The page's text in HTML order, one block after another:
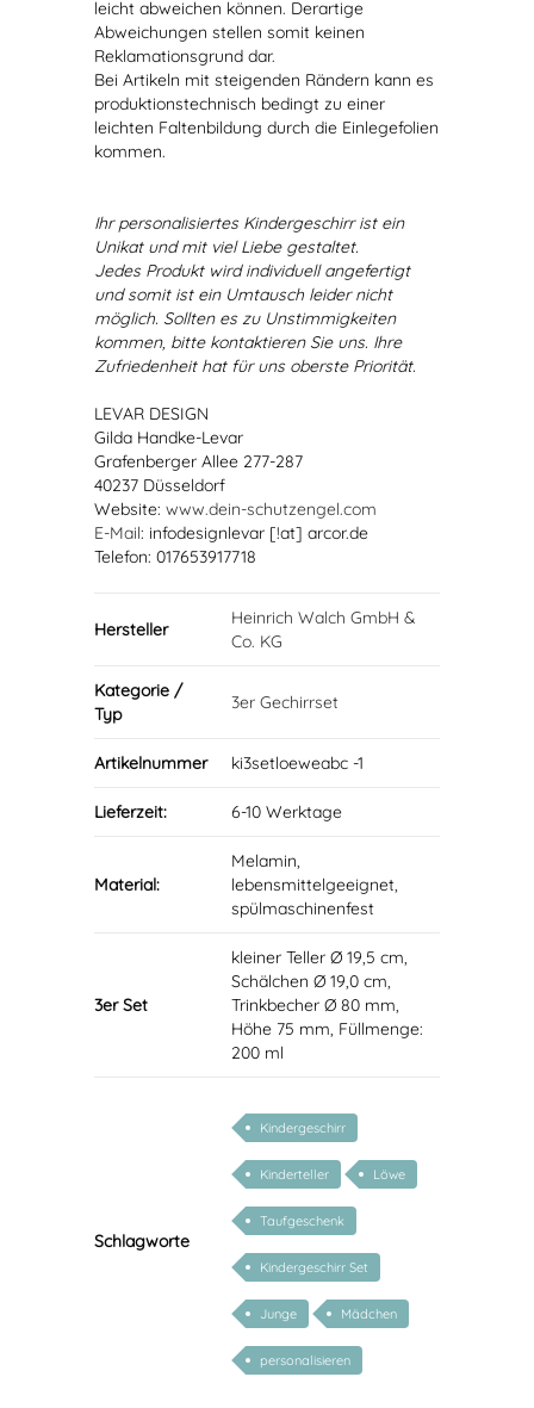
leicht abweichen können. Derartige
Abweichungen stellen somit keinen
Reklamationsgrund dar.
Bei Artikeln mit steigenden Rändern kann es
produktionstechnisch bedingt zu einer
leichten Faltenbildung durch die Einlegefolien
kommen.
Ihr personalisiertes Kindergeschirr ist ein
Unikat und mit viel Liebe gestaltet.
Jedes Produkt wird individuell angefertigt
und somit ist ein Umtausch leider nicht
möglich. Sollten es zu Unstimmigkeiten
kommen, bitte kontaktieren Sie uns. Ihre
Zufriedenheit hat für uns oberste Priorität.
LEVAR DESIGN
Gilda Handke-Levar
Grafenberger Allee 277-287
40237 Düsseldorf
Website: www.dein-schutzengel.com
E-Mail: infodesignlevar [!at] arcor.de
Telefon: 017653917718
Hersteller
Heinrich Walch GmbH &
Co. KG
Kategorie /
Typ
3er Gechirrset
Artikelnummer ki3setloeweabc -1
Lieferzeit: 6-10 Werktage
Material:
Melamin,
lebensmittelgeeignet,
spülmaschinenfest
3er Set
kleiner Teller Ø 19,5 cm,
Schälchen Ø 19,0 cm,
Trinkbecher Ø 80 mm,
Höhe 75 mm, Füllmenge:
200 ml
Schlagworte
Kindergeschirr
Kinderteller Löwe
Taufgeschenk
Kindergeschirr Set
Junge Mädchen
personalisieren